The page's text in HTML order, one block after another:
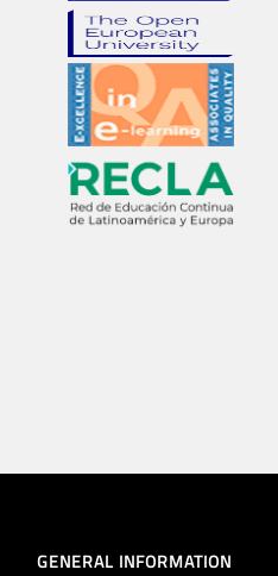
GENERAL INFORMATION